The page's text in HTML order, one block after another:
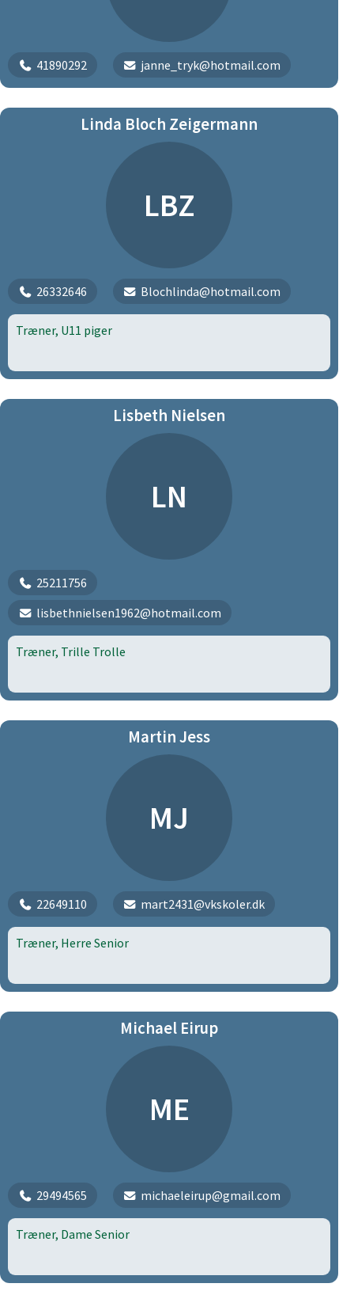
41890292 janne_tryk@hotmail.com
Linda Bloch Zeigermann
LBZ
26332646 Blochlinda@hotmail.com
Træner, U11 piger
Lisbeth Nielsen
LN
25211756
lisbethnielsen1962@hotmail.com
Træner, Trille Trolle
Martin Jess
MJ
22649110 mart2431@vkskoler.dk
Træner, Herre Senior
Michael Eirup
ME
29494565 michaeleirup@gmail.com
Træner, Dame Senior